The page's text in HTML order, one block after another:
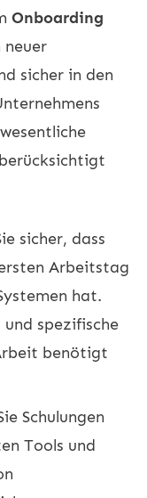
Onboarding
neuer
sicher in den
sicher, dass
Arbeitstag
hat.
spezifische
benötigt
Schulungen
Tools und